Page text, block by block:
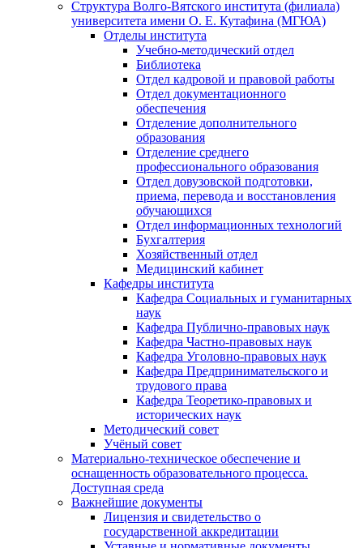
Структура Волго-Вятского института (филиала)
университета имени О. Е. Кутафина (МГЮА)
Отделы института
Учебно-методический отдел
Библиотека
Отдел кадровой и правовой работы
Отдел документационного
обеспечения
Отделение дополнительного
образования
Отделение среднего
профессионального образования
Отдел довузовской подготовки,
приема, перевода и восстановления
обучающихся
Отдел информационных технологий
Бухгалтерия
Хозяйственный отдел
Медицинский кабинет
Кафедры института
Кафедра Социальных и гуманитарных
наук
Кафедра Публично-правовых наук
Кафедра Частно-правовых наук
Кафедра Уголовно-правовых наук
Кафедра Предпринимательского и
трудового права
Кафедра Теоретико-правовых и
исторических наук
Методический совет
Учёный совет
Материально-техническое обеспечение и
оснащенность образовательного процесса.
Доступная среда
Важнейшие документы
Лицензия и свидетельство о
государственной аккредитации